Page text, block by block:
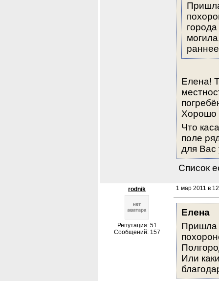
Елена!
Хорошо
Что
поле
для Вас
Список
rodnik
Репутация: 51
Сообщений: 157
1 мар 2011 в
Елена
Пришла
Или